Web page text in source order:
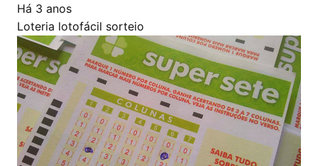
Há 3 anos
Loteria lotofácil sorteio